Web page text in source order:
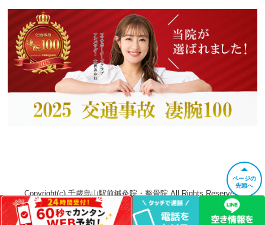
ページの
先頭へ
Copyright(c) 千歳烏山駅前鍼灸院・整骨院 All Rights Reserved.